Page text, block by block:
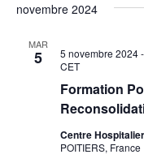
novembre 2024
MAR
5
Formation
5 novembre 2024
CET
Centre
POITIERS, France